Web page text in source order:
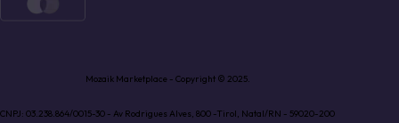
Mozaik Marketplace - Copyright © 2025.
CNPJ: 03.238.864/0015-30 - Av Rodrigues Alves, 800 -Tirol, Natal/RN - 59020-200